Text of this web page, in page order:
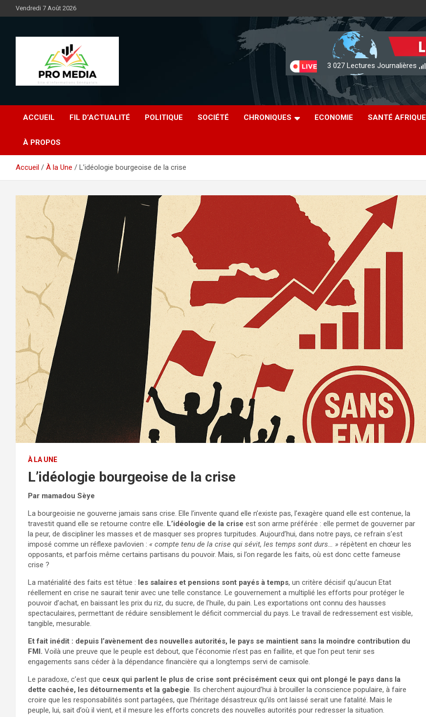
au
Vendredi 7 Août 2026
3 027Lectures Journalières
ACCUEIL FIL D’ACTUALITÉ POLITIQUE SOCIÉTÉ CHRONIQUES ECONOMIE SANTÉ AFRIQUE
À PROPOS
Accueil À la Une L’idéologie bourgeoise de la crise
À LA UNE
L’idéologie bourgeoise de la crise
Par mamadou Sèye
La bourgeoisie ne gouverne jamais sans crise. Elle l’invente quand elle n’existe pas, l’exagère quand elle est contenue, la
travestit quand elle se retourne contre elle. L’idéologie de la crise est son arme préférée : elle permet de gouverner par
la peur, de discipliner les masses et de masquer ses propres turpitudes. Aujourd’hui, dans notre pays, ce refrain s’est
imposé comme un réflexe pavlovien : « compte tenu de la crise qui sévit, les temps sont durs… » répètent en chœur les
opposants, et parfois même certains partisans du pouvoir. Mais, si l’on regarde les faits, où est donc cette fameuse
crise ?
La matérialité des faits est têtue : les salaires et pensions sont payés à temps, un critère décisif qu’aucun Etat
réellement en crise ne saurait tenir avec une telle constance. Le gouvernement a multiplié les efforts pour protéger le
pouvoir d’achat, en baissant les prix du riz, du sucre, de l’huile, du pain. Les exportations ont connu des hausses
spectaculaires, permettant de réduire sensiblement le déficit commercial du pays. Le travail de redressement est visible,
tangible, mesurable.
Et fait inédit : depuis l’avènement des nouvelles autorités, le pays se maintient sans la moindre contribution du
FMI. Voilà une preuve que le peuple est debout, que l’économie n’est pas en faillite, et que l’on peut tenir ses
engagements sans céder à la dépendance financière qui a longtemps servi de camisole.
Le paradoxe, c’est que ceux qui parlent le plus de crise sont précisément ceux qui ont plongé le pays dans la
dette cachée, les détournements et la gabegie. Ils cherchent aujourd’hui à brouiller la conscience populaire, à faire
croire que les responsabilités sont partagées, que l’héritage désastreux qu’ils ont laissé serait une fatalité. Mais le
peuple, lui, sait d’où il vient, et il mesure les efforts concrets des nouvelles autorités pour redresser la situation.